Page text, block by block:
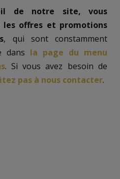
de notre site, vous
les offres et promotions
, qui sont constamment
dans la page du menu
. Si vous avez besoin de
pas à nous contacter.